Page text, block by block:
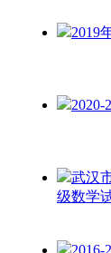
2019
2020-
武汉
级数学